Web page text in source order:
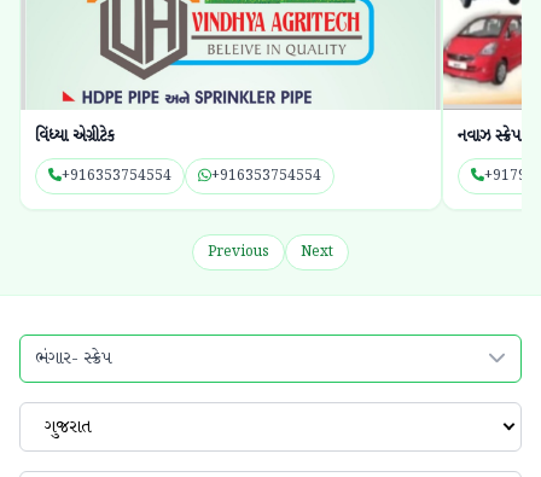
નવાઝ સ્ક્રેપ
+917984095453 +917984095453
બાપા
Previous Next
ભંગાર- સ્ક્રેપ
ગુજરાત